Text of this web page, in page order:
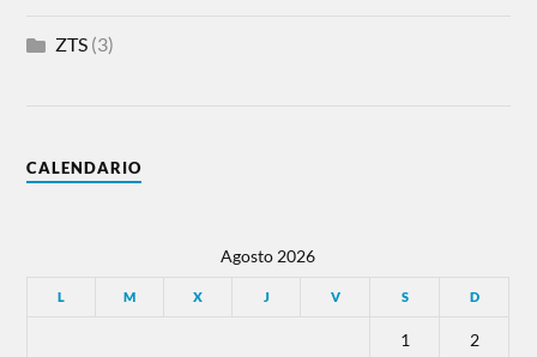
ZTS (3)
CALENDARIO
Agosto 2026
L M X J V S D
1 2